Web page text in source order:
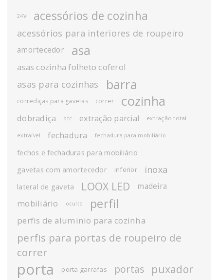
24V acessórios de cozinha
acessórios para interiores de roupeiro
amortecedor asa
asas cozinha folheto coferol
asas para cozinhas barra
corrediças para gavetas correr cozinha
dobradiça dtc extração parcial extração total
extraível fechadura fechadura para mobiliário
fechos e fechaduras para mobiliário
gavetas com amortecedor
inferior inoxa
lateral de gaveta LOOX LED madeira
mobiliário oculto perfil
perfis de aluminio para cozinha
perfis para portas de roupeiro de
correr
porta porta garrafas portas puxador